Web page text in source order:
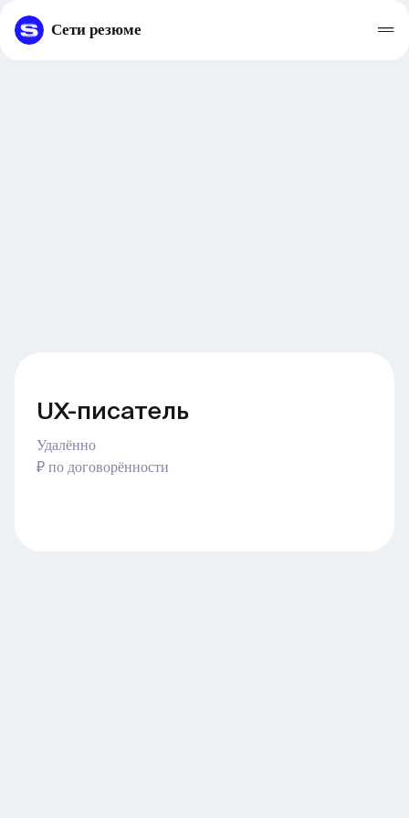
Сети резюме
UX-писатель
Удалённо
₽ по договорённости